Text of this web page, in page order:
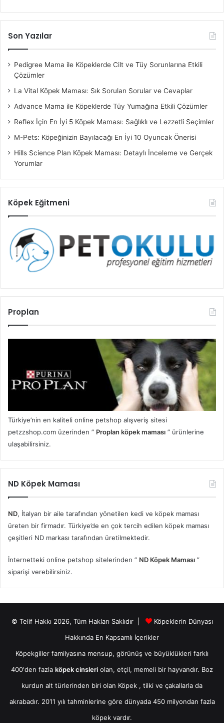
Son Yazılar
Pedigree Mama ile Köpeklerde Cilt ve Tüy Sorunlarına Etkili
Çözümler
La Vital Köpek Maması: Sık Sorulan Sorular ve Cevaplar
Advance Mama ile Köpeklerde Tüy Yumağına Etkili Çözümler
Reflex İçin En İyi 5 Köpek Maması: Sağlıklı ve Lezzetli Seçimler
M-Pets: Köpeğinizin Bayılacağı En İyi 10 Oyuncak Önerisi
Hills Science Plan Köpek Maması: Detaylı İnceleme ve Gerçek
Yorumlar
Köpek Eğitmeni
Proplan
Türkiye’nin en kaliteli online petshop alışveriş sitesi
petzzshop.com üzerinden ” Proplan köpek maması ” ürünlerine
ulaşabilirsiniz.
ND Köpek Maması
ND, İtalyan bir aile tarafından yönetilen kedi ve köpek maması
üreten bir firmadır. Türkiye’de en çok tercih edilen köpek maması
çeşitleri ND markası tarafından üretilmektedir.
İnternetteki online petshop sitelerinden ” ND Köpek Maması ”
siparişi verebilirsiniz.
© Telif Hakkı 2026, Tüm Hakları Saklıdır |
Köpeklerin Dünyası
Hakkında En Kapsamlı İçerikler
Köpekgiller familyasına mensup, görünüş ve büyüklükleri farklı
400'den fazla köpek cinsleri olan, etçil, memeli bir hayvandır. Boz
kurdun alt türlerinden biri olan Köpek , tilki ve çakallarla da
akrabadır. 2011 yılı tahminlerine göre dünyada 450 milyondan fazla
köpek vardır.